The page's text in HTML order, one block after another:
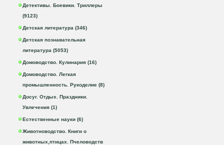
Детективы. Боевики. Триллеры
(9123)
Детская литература (346)
Детская познавательная
литература (5053)
Домоводство. Кулинария (16)
Домоводство. Легкая
промышленность. Рукоделие (8)
Досуг. Отдых. Праздники.
Увлечения (1)
Естественные науки (6)
Животноводство. Книги о
животных,птицах. Пчеловодств